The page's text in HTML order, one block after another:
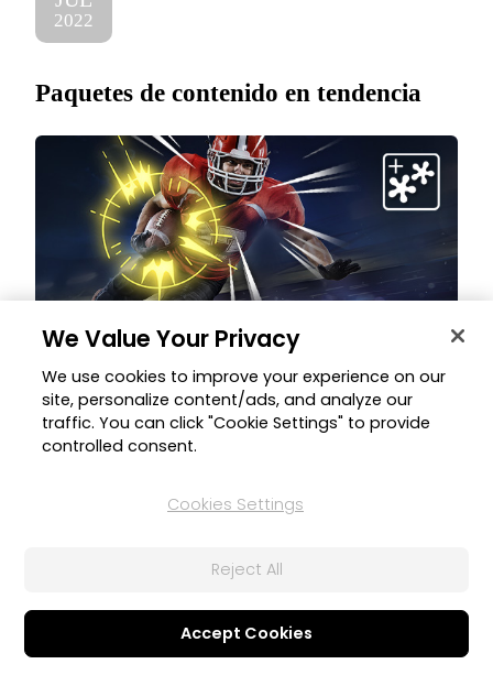
2022
Paquetes de contenido en tendencia
Stickers Efectos Especiales
Lleva tus fotos más allá con efectos especiales. Aplica ya
estos 30 stickers únicos.
We Value Your Privacy
We use cookies to improve your experience on our
site, personalize content/ads, and analyze our
traffic. You can click "Cookie Settings" to provide
controlled consent.
Cookies Settings
Reject All
Accept Cookies